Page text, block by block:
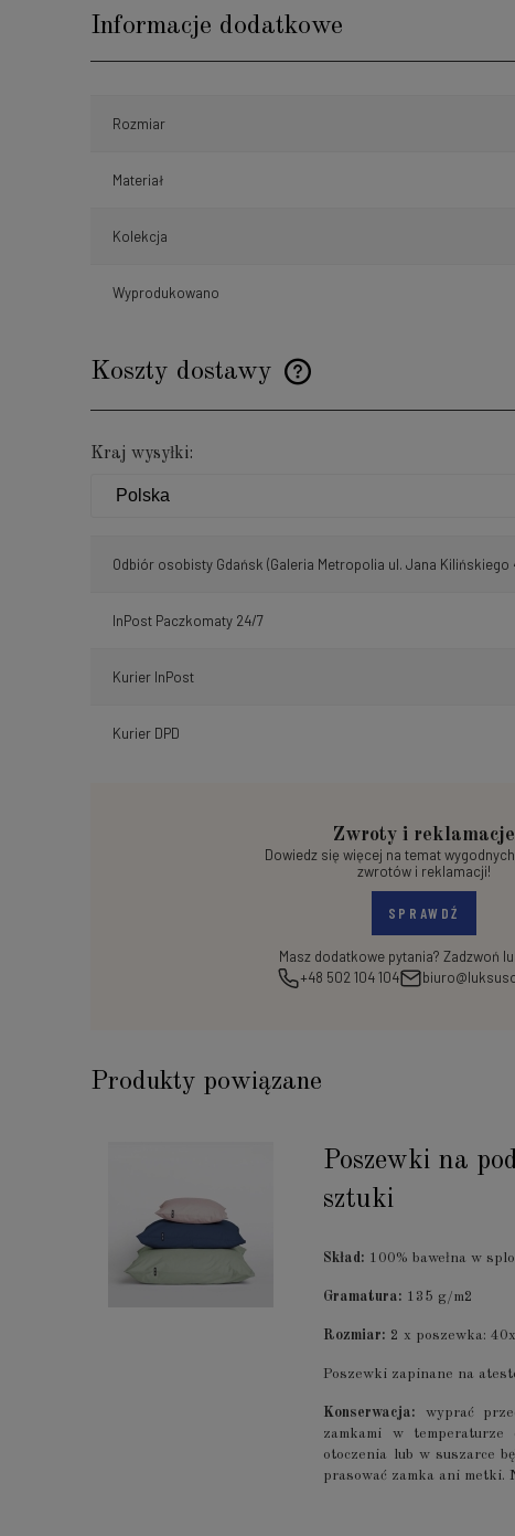
Informacje dodatkowe
Rozmiar
Materiał
Kolekcja
Wyprodukowano
Koszty dostawy
Kraj wysyłki:
Odbiór osobisty Gdańsk (Galeria Metropolia ul. Jana Kilińskiego
InPost Paczkomaty 24/7
Kurier InPost
Kurier DPD
Zwroty i reklamacje
Dowiedz się więcej na temat
zwrotów i reklamacji!
SPRAWDŹ
Masz dodatkowe pytania? Zadzwoń
+48 502 104 104
Produkty powiązane
Poszewki na
sztuki
Skład: 100% bawełna w
Gramatura: 135 g/m2
Rozmiar: 2 x poszewka:
Poszewki zapinane na
Konserwacja:
wyprać
zamkami w
otoczenia lub w suszarce
prasować zamka ani metki.